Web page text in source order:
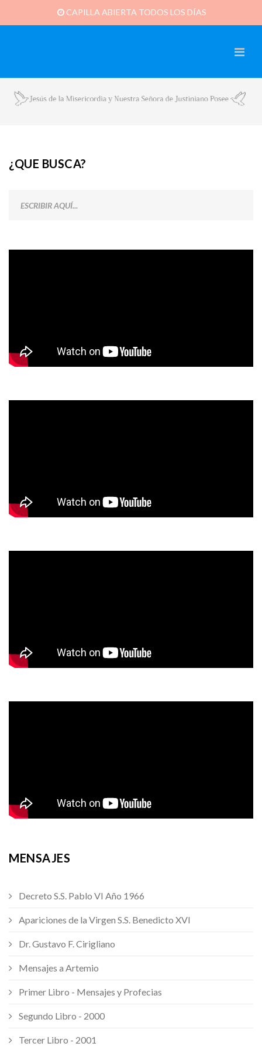
CAPILLA ABIERTA TODOS LOS DÍAS
¿QUE BUSCA?
MENSAJES
Decreto S.S. Pablo VI Año 1966
Apariciones de la Virgen S.S. Benedicto XVI
Dr. Gustavo F. Cirigliano
Mensajes a Artemio
Primer Libro - Mensajes y Profecias
Segundo Libro - 2000
Tercer Libro - 2001